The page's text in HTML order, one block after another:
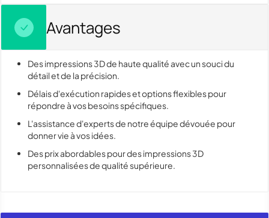
Avantages
Des impressions 3D de haute qualité avec un souci du
détail et de la précision.
Délais d'exécution rapides et options flexibles pour
répondre à vos besoins spécifiques.
L'assistance d'experts de notre équipe dévouée pour
donner vie à vos idées.
Des prix abordables pour des impressions 3D
personnalisées de qualité supérieure.